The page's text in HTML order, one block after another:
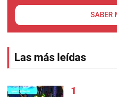
SABER
Las más leídas